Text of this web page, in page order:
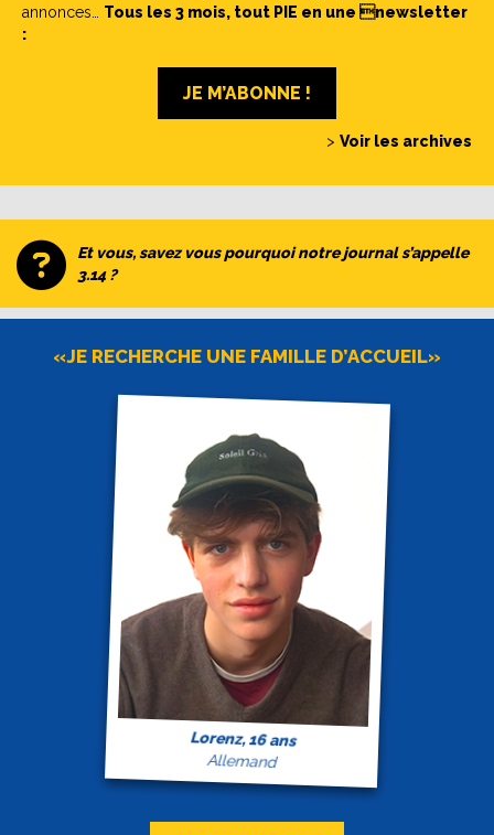
annonces… Tous les 3 mois, tout PIE en une newsletter
:
JE M’ABONNE !
> Voir les archives
Et vous, savez vous pourquoi notre journal s’appelle
3.14 ?
«JE RECHERCHE UNE FAMILLE D’ACCUEIL»
Lorenz, 16 ans
Allemand